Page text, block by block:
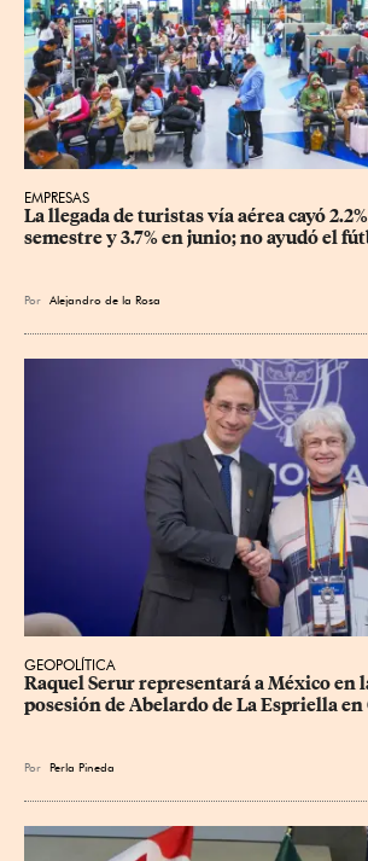
EMPRESAS
La llegada de turistas vía aérea cayó
semestre y 3.7% en junio; no ayudó el
Por Alejandro de la Rosa
GEOPOLÍTICA
Raquel Serur representará a México en
posesión de Abelardo de La Espriella
Por Perla Pineda